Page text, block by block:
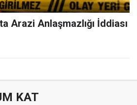
Arazi Anlaşmazlığı İddiası
KAT